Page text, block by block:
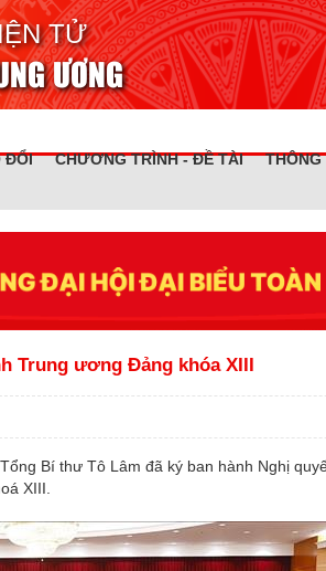
TỬ
ƯƠNG
ĐỔI CHƯƠNG TRÌNH - ĐỀ TÀI
Trung ương Đảng khóa XIII
Bí thư Tô Lâm đã ký ban hành Nghị
XIII.